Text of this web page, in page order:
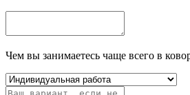
Чем вы занимаетесь чаще всего в